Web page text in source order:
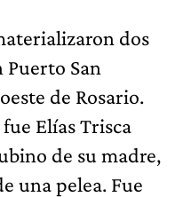
dos
San
de Rosario.
Elías Trisca
de su madre,
una pelea. Fue